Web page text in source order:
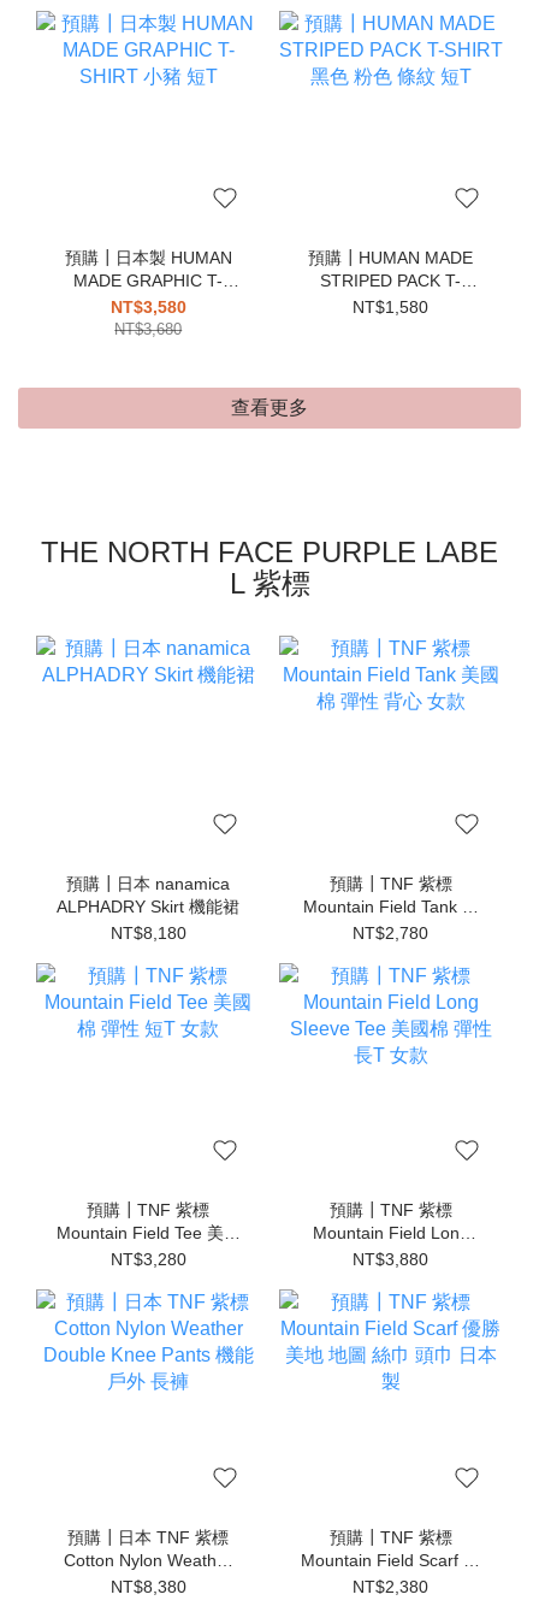
預購┃日本製 HUMAN
MADE GRAPHIC T-
SHIRT 小豬 短T
NT$3,580
NT$3,680
預購┃HUMAN MADE
STRIPED PACK T-
SHIRT 黑色 粉色 條紋 短
NT$1,580
查看更多
THE NORTH FACE PURPLE LABE
L 紫標
預購┃日本 nanamica
ALPHADRY Skirt 機能裙
NT$8,180
預購┃TNF 紫標
Mountain Field Tank 美
國棉 彈性 背心 女款
NT$2,780
預購┃TNF 紫標
Mountain Field Tee 美國
棉 彈性 短T 女款
NT$3,280
預購┃TNF 紫標
Mountain Field Long
Sleeve Tee 美國棉 彈性
NT$3,880
預購┃日本 TNF 紫標
Cotton Nylon Weather
Double Knee Pants 機能
NT$8,380
預購┃TNF 紫標
Mountain Field Scarf 優
勝美地 地圖 絲巾 頭巾 日
NT$2,380